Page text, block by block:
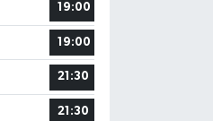
19:00
19:00
21:30
21:30